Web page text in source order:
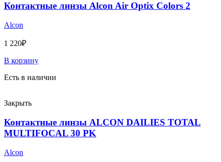
Контактные линзы Alcon Air Optix Colors 2
Alcon
1 220₽
В корзину
Есть в наличии
Закрыть
Контактные линзы ALCON DAILIES TOTAL
MULTIFOCAL 30 PK
Alcon